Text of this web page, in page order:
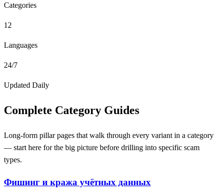
Categories
12
Languages
24/7
Updated Daily
Complete Category Guides
Long-form pillar pages that walk through every variant in a category
— start here for the big picture before drilling into specific scam
types.
Фишинг и кража учётных данных